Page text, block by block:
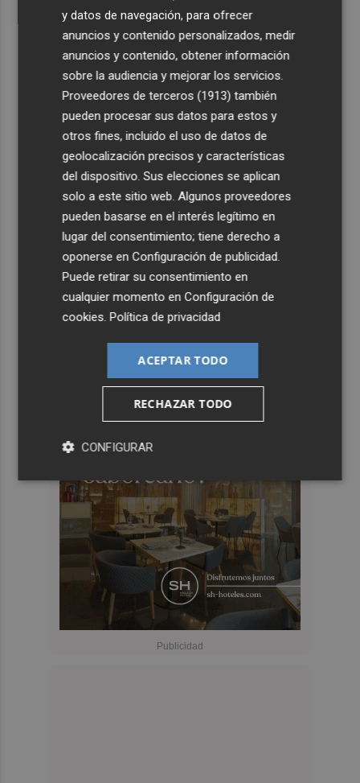
y datos de navegación, para ofrecer
anuncios y contenido personalizados, medir
anuncios y contenido, obtener información
sobre la audiencia y mejorar los servicios.
Proveedores de terceros (1913) también
pueden procesar sus datos para estos y
otros fines, incluido el uso de datos de
geolocalización precisos y características
del dispositivo. Sus elecciones se aplican
solo a este sitio web. Algunos proveedores
pueden basarse en el interés legítimo en
lugar del consentimiento; tiene derecho a
oponerse enConfiguración de publicidad
Puede retirar su consentimiento en
cualquier momento enConfiguración de
cookies .Política de privacidad
ACEPTAR TODO
RECHAZAR TODO
CONFIGURAR